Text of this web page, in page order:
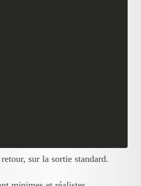
sur la sortie standard.